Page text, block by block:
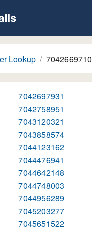
Lookup 7042669710
7042697931
7042758951
7043120321
7043858574
7044123162
7044476941
7044642148
7044748003
7044956289
7045203277
7045651522